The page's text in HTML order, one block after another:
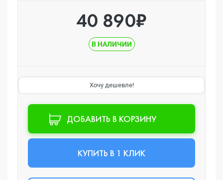
40 890₽
В НАЛИЧИИ
Хочу дешевле!
ДОБАВИТЬ В КОРЗИНУ
КУПИТЬ В 1 КЛИК